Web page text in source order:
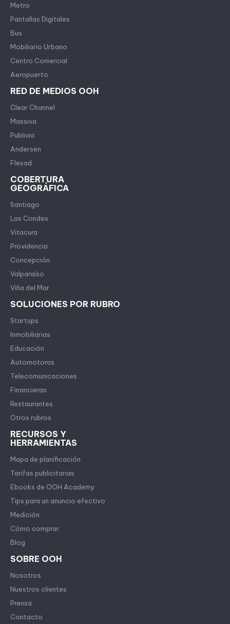
Metro
Pantallas Digitales
Bus
Mobiliario Urbano
Centro Comercial
Aeropuerto
RED DE MEDIOS OOH
Clear Channel
Massiva
Publivia
Andersen
Flesad
COBERTURA
GEOGRÁFICA
Santiago
Las Condes
Vitacura
Providencia
Concepción
Valparaíso
Viña del Mar
SOLUCIONES POR RUBRO
Startups
Inmobiliarias
Educación
Automotoras
Telecomunicaciones
Financieras
Restaurantes
Otros rubros
RECURSOS Y
HERRAMIENTAS
Mapa de planificación
Tarifas publicitarias
Ebooks de OOH Academy
Tips para un anuncio efectivo
Medición
Cómo comprar
Blog
SOBRE OOH
Nosotros
Nuestros clientes
Prensa
Contacto